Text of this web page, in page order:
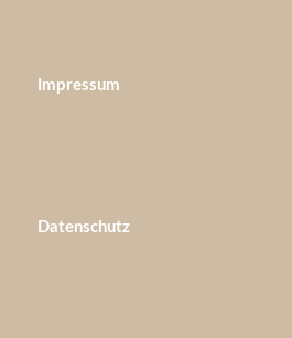
Impressum
Datenschutz